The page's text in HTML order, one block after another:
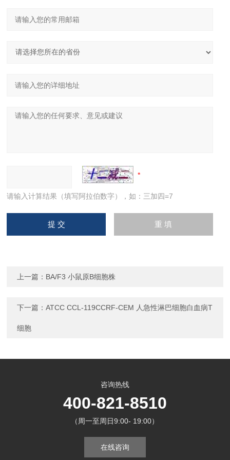
请输入计算结果（填写阿拉伯数字），如：三加四=7
上一篇： BA/F3 小鼠原B细胞株
下一篇：ATCC CCL-119CCRF-CEM 人急性淋巴细胞白血病T
细胞
咨询热线
400-821-8510
（周一至周日9:00- 19:00）
在线咨询